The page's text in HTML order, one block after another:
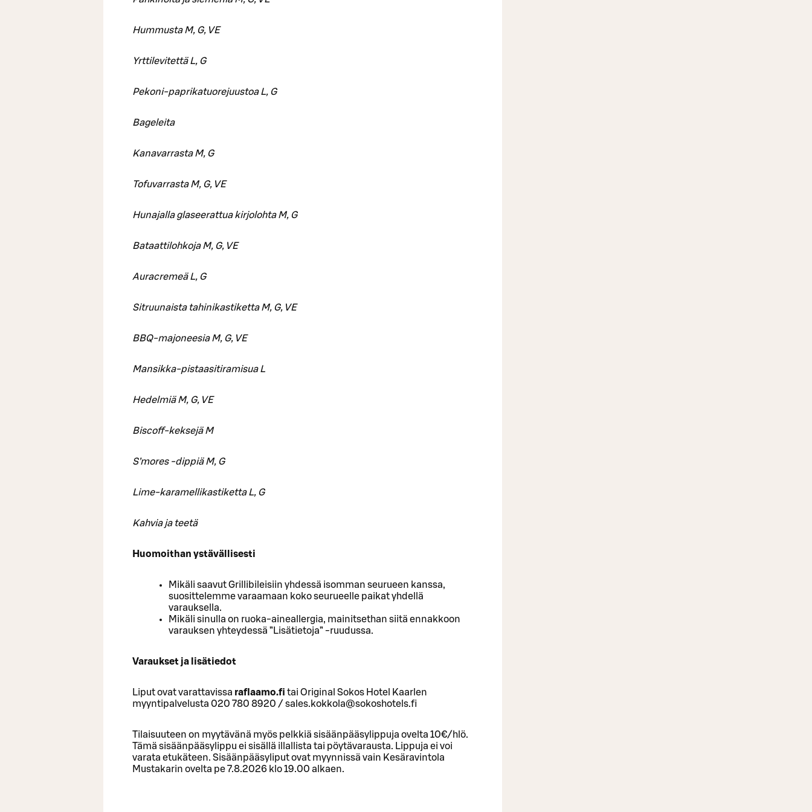
Hummusta M, G, VE
Yrttilevitettä L, G
Pekoni-paprikatuorejuustoa L, G
Bageleita
Kanavarrasta M, G
Tofuvarrasta M, G, VE
Hunajalla glaseerattua kirjolohta M, G
Bataattilohkoja M, G, VE
Auracremeä L, G
Sitruunaista tahinikastiketta M, G, VE
BBQ-majoneesia M, G, VE
Mansikka-pistaasitiramisua L
Hedelmiä M, G, VE
Biscoff-keksejä M
S’mores -dippiä M, G
Lime-karamellikastiketta L, G
Kahvia ja teetä
Huomoithan ystävällisesti
Mikäli saavut Grillibileisiin yhdessä isomman seurueen kanssa,
suosittelemme varaamaan koko seurueelle paikat yhdellä
varauksella.
Mikäli sinulla on ruoka-aineallergia, mainitsethan siitä ennakkoon
varauksen yhteydessä ”Lisätietoja” -ruudussa.
Varaukset ja lisätiedot
Liput ovat varattavissa raflaamo.fi tai Original Sokos Hotel Kaarlen
myyntipalvelusta 020 780 8920 / sales.kokkola@sokoshotels.fi
Tilaisuuteen on myytävänä myös pelkkiä sisäänpääsylippuja ovelta 10€/hlö.
Tämä sisäänpääsylippu ei sisällä illallista tai pöytävarausta. Lippuja ei voi
varata etukäteen. Sisäänpääsyliput ovat myynnissä vain Kesäravintola
Mustakarin ovelta pe 7.8.2026 klo 19.00 alkaen.